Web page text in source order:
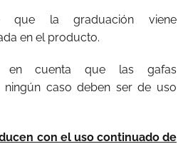
que la graduación viene
en el producto.
en cuenta que las gafas
ningún caso deben ser de uso
con el uso continuado de